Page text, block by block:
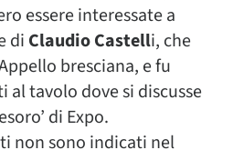
essere interessate a
di Claudio Castelli, che
bresciana, e fu
tavolo dove si discusse
di Expo.
non sono indicati nel